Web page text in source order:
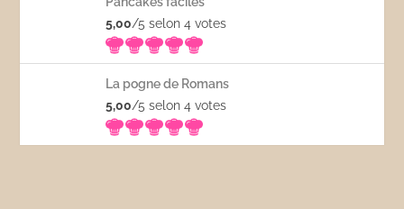
5,00/5 selon 4votes
La pogne de Romans
5,00/5 selon 4votes